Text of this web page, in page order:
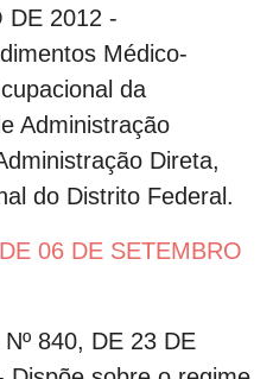
DE 2012 -
Médico-
da
Administração
Direta,
do Distrito Federal.
06 DE SETEMBRO
840, DE 23 DE